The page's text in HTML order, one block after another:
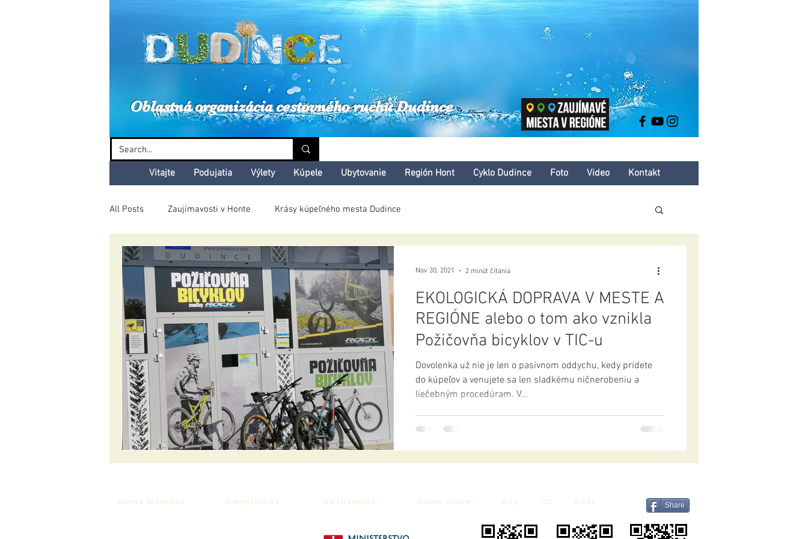
Dudinské kultúrne leto
Oblastná organizácia cestovného ruchu Dudince
Vitajte Podujatia Výlety Kúpele Ubytovanie Región Hont Cyklo Dudince Foto Video Kontakt
All Posts Zaujímavosti v Honte Krásy kúpeľného mesta Dudince
EKOLOGICKÁ DOPRAVA V MESTE A
REGIÓNE alebo o tom ako vznikla
Požičovňa bicyklov v TIC-u
Dovolenka už nie je len o pasívnom oddychu, kedy prídete
do kúpeľov a venujete sa len sladkému ničnerobeniu a
liečebným procedúram. V...
Nov 30, 2021 2 minút čítania
Balnea kozmetika Zverejňovanie Na stiahnutie Balnea cluster Blog TIC O nás Share